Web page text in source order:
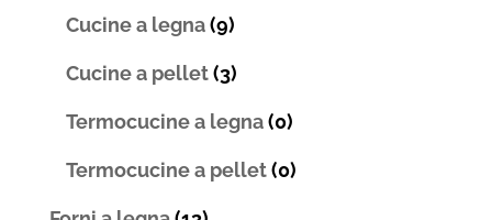
Cucine a legna (9)
Cucine a pellet (3)
Termocucine a legna (0)
Termocucine a pellet (0)